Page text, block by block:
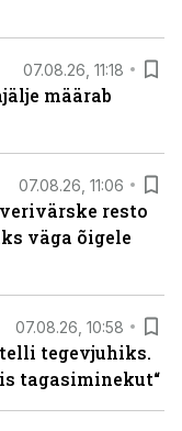
07.08.26, 11:18
määrab
07.08.26, 11:06
resto
väga õigele
07.08.26, 10:58
tegevjuhiks.
tagasiminekut“